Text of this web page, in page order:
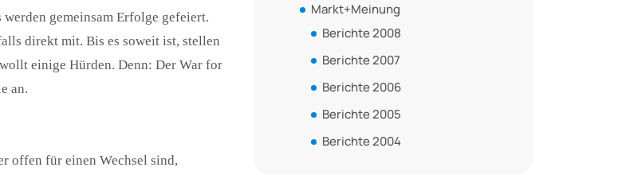
gemeinsam Erfolge gefeiert.
direkt mit. Bis es soweit ist, stellen
einige Hürden. Denn: Der War for
an.
offen für einen Wechsel sind,
Markt+Meinung
Berichte 2008
Berichte 2007
Berichte 2006
Berichte 2005
Berichte 2004